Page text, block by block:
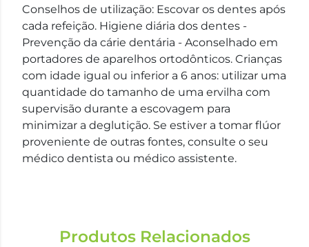
Conselhos de utilização: Escovar os dentes após
cada refeição. Higiene diária dos dentes -
Prevenção da cárie dentária - Aconselhado em
portadores de aparelhos ortodônticos. Crianças
com idade igual ou inferior a 6 anos: utilizar uma
quantidade do tamanho de uma ervilha com
supervisão durante a escovagem para
minimizar a deglutição. Se estiver a tomar flúor
proveniente de outras fontes, consulte o seu
médico dentista ou médico assistente.
Produtos Relacionados